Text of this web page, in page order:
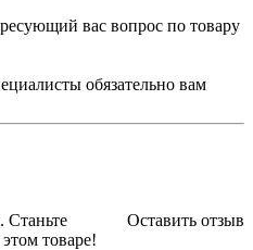
вас вопрос по товару
обязательно вам
Оставить отзыв
Станьте
товаре!